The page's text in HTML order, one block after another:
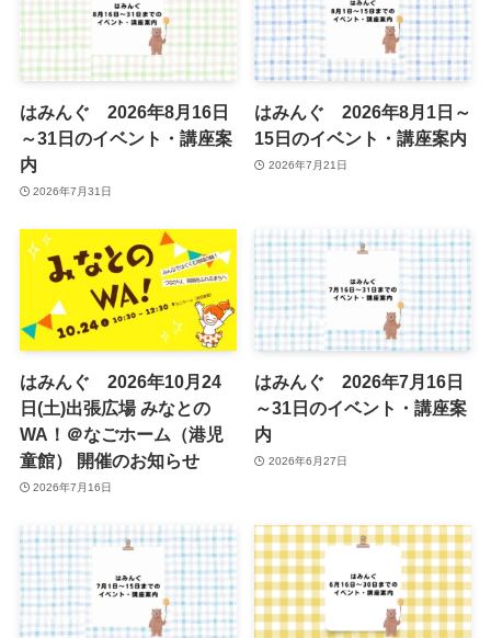
はみんぐ 2026年8月16日
～31日のイベント・講座案
内
2026年7月31日
はみんぐ 2026年8月1日～
15日のイベント・講座案内
2026年7月21日
はみんぐ 2026年10月24
日(土)出張広場 みなとの
WA！＠なごホーム（港児
童館） 開催のお知らせ
2026年7月16日
はみんぐ 2026年7月16日
～31日のイベント・講座案
内
2026年6月27日